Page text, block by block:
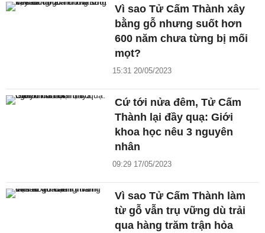
Vì sao Tử Cấm Thành xây
bằng gỗ nhưng suốt hơn
600 năm chưa từng bị mối
mọt?
15:31 20/05/2023
Cứ tới nửa đêm, Tử Cấm
Thành lại đầy quạ: Giới
khoa học nêu 3 nguyên
nhân
09:29 17/05/2023
Vì sao Tử Cấm Thành làm
từ gỗ vẫn trụ vững dù trải
qua hàng trăm trận hỏa